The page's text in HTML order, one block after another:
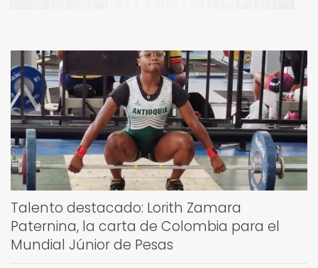
Talento destacado: Lorith Zamara
Paternina, la carta de Colombia para el
Mundial Júnior de Pesas